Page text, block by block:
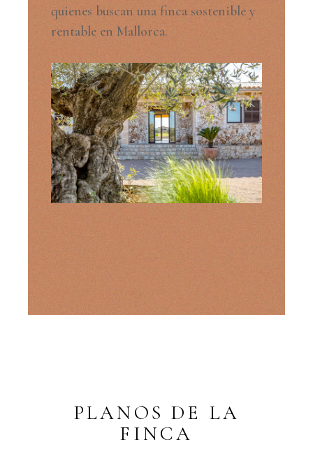
quienes buscan una finca sostenible y
rentable en Mallorca.
PLANOS DE LA
FINCA